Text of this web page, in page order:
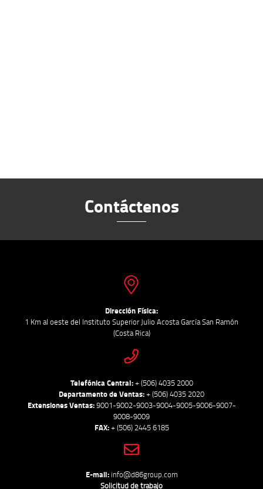
Contáctenos
Dirección Física:
1 Km al oeste del Instituto Superior Julio Acosta García San Ramón
(Costa Rica)
Telefónica Central:+ (506) 4035 2000
Departamento de Ventas:+ (506) 4035 2020
Extensiones Ventas:9001-9002-9003-9004-9005-9006-9007-
9008-9009
FAX:+ (506) 2445 6185
E-mail: info@d86group.com
Solicitud de trabajo